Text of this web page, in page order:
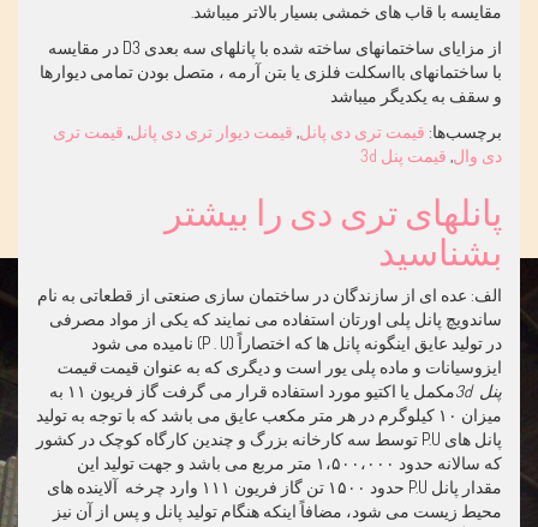
مقایسه با قاب های خمشی بسیار بالاتر میباشد.
از مزایای ساختمانهای ساخته شده با پانلهای سه بعدی 3
D در مقایسه
با ساختمانهای بااسکلت فلزی یا بتن آرمه ، متصل بودن تمامی دیوارها
و سقف به یکدیگر میباشد
برچسب‌ها: قیمت تری دی پانل, قیمت دیوار تری دی پانل, قیمت تری
دی وال, قیمت پنل 3d
پانلهای تری دی را بیشتر
بشناسید
الف: عده ای از سازندگان در ساختمان سازی صنعتی از قطعاتی به نام
ساندویچ پانل پلی اورتان استفاده می نمایند که یکی از مواد مصرفی
در تولید عایق اینگونه پانل ها که اختصاراً (P . U) نامیده می شود
ایزوسیانات و ماده پلی یور است و دیگری که به عنوان قیمت قیمت
پنل 3d
مکمل یا اکتیو مورد استفاده قرار می گرفت گاز فریون ۱۱ به
میزان ۱۰ کیلوگرم در هر متر مکعب عایق می باشد که با توجه به تولید
پانل های P.U توسط سه کارخانه بزرگ و چندین کارگاه کوچک در کشور
که سالانه حدود ۱،۵۰۰،۰۰۰ متر مربع می باشد و جهت تولید این
مقدار پانل P.U
حدود ۱۵۰۰ تن گاز فریون ۱۱۱ وارد چرخه آلاینده های
محیط زیست می شود، مضافاً اینکه هنگام تولید پانل و پس از آن نیز